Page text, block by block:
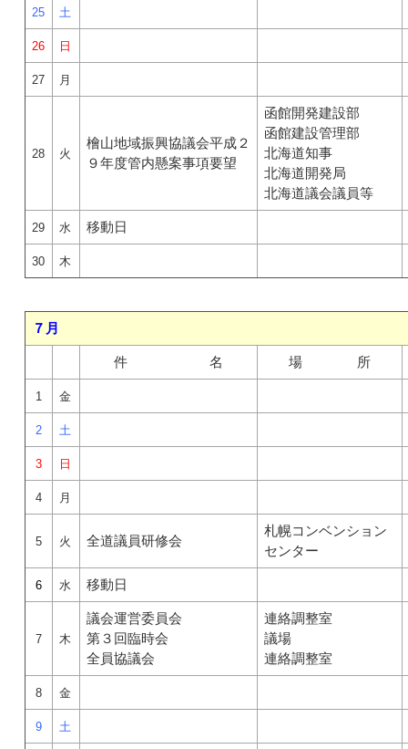
25 土
26 日
27 月
28 火
檜山地域振興協議会平成２
９年度管内懸案事項要望
函館開発建設部
函館建設管理部
北海道知事
北海道開発局
北海道議会議員等
29 水 移動日
30 木
７月
件 名 場 所
1 金
2 土
3 日
4 月
5 火 全道議員研修会
札幌コンベンション
センター
6 水 移動日
7 木
議会運営委員会
第３回臨時会
全員協議会
連絡調整室
議場
連絡調整室
8 金
9 土